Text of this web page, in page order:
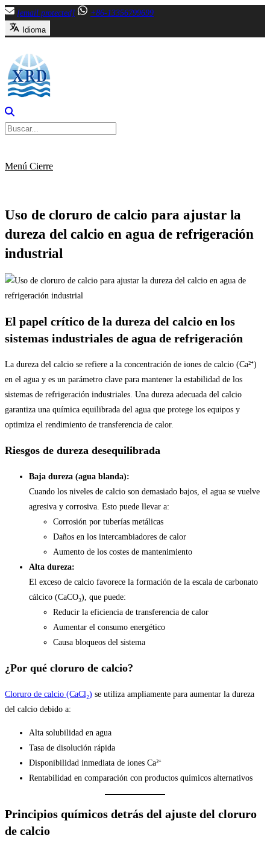
Saltar
al
[email protected]
+86-13356799699
Idioma
Menú Cierre
Uso de cloruro de calcio para ajustar la
dureza del calcio en agua de refrigeración
industrial
El papel crítico de la dureza del calcio en los
sistemas industriales de agua de refrigeración
La dureza del calcio se refiere a la concentración de iones de calcio (Ca²⁺)
en el agua y es un parámetro clave para mantener la estabilidad de los
sistemas de refrigeración industriales. Una dureza adecuada del calcio
garantiza una química equilibrada del agua que protege los equipos y
optimiza el rendimiento de transferencia de calor.
Riesgos de dureza desequilibrada
Baja dureza (agua blanda):
Cuando los niveles de calcio son demasiado bajos, el agua se vuelve
agresiva y corrosiva. Esto puede llevar a:
Corrosión por tuberías metálicas
Daños en los intercambiadores de calor
Aumento de los costes de mantenimiento
Alta dureza:
El exceso de calcio favorece la formación de la escala de carbonato
cálcico (CaCO₃), que puede:
Reducir la eficiencia de transferencia de calor
Aumentar el consumo energético
Causa bloqueos del sistema
¿Por qué cloruro de calcio?
Cloruro de calcio (CaCl₂) se utiliza ampliamente para aumentar la dureza
del calcio debido a:
Alta solubilidad en agua
Tasa de disolución rápida
Disponibilidad inmediata de iones Ca²⁺
Rentabilidad en comparación con productos químicos alternativos
Principios químicos detrás del ajuste del cloruro
de calcio